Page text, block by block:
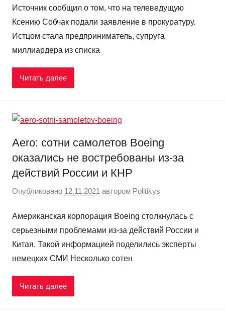
Источник сообщил о том, что на телеведущую
Ксению Собчак подали заявление в прокуратуру.
Истцом стала предприниматель, супруга
миллиардера из списка
Читать далее
Aero: сотни самолетов Boeing
оказались не востребованы из-за
действий России и КНР
Опубликовано 12.11.2021 автором Politikys
Американская корпорация Boeing столкнулась с
серьезными проблемами из-за действий России и
Китая. Такой информацией поделились эксперты
немецких СМИ Несколько сотен
Читать далее